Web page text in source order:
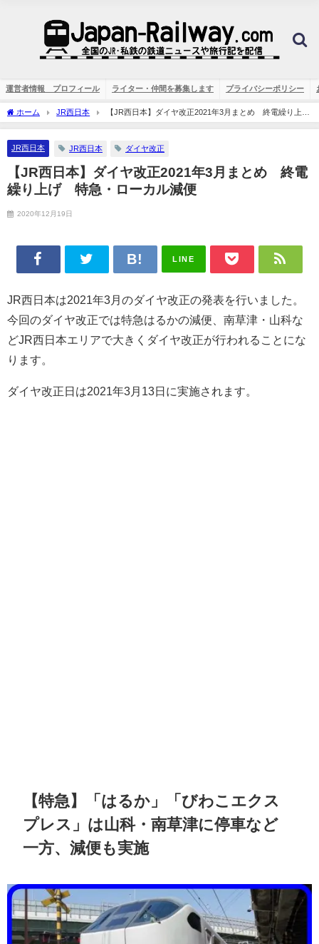
運営者情報 プロフィール ライター・仲間を募集します プライバシーポリシー
ホーム JR西日本
【JR西日本】ダイヤ改正2021年3月まとめ 終電繰り上
げ 特急・ローカル減便
JR西日本 JR西日本 ダイヤ改正
【JR西日本】ダイヤ改正2021年3月まとめ 終電
繰り上げ 特急・ローカル減便
2020年12月19日
LINE
JR西日本は2021年3月のダイヤ改正の発表を行いました。
今回のダイヤ改正では特急はるかの減便、南草津・山科な
どJR西日本エリアで大きくダイヤ改正が行われることにな
ります。
ダイヤ改正日は2021年3月13日に実施されます。
【特急】「はるか」「びわこエクス
プレス」は山科・南草津に停車など
一方、減便も実施